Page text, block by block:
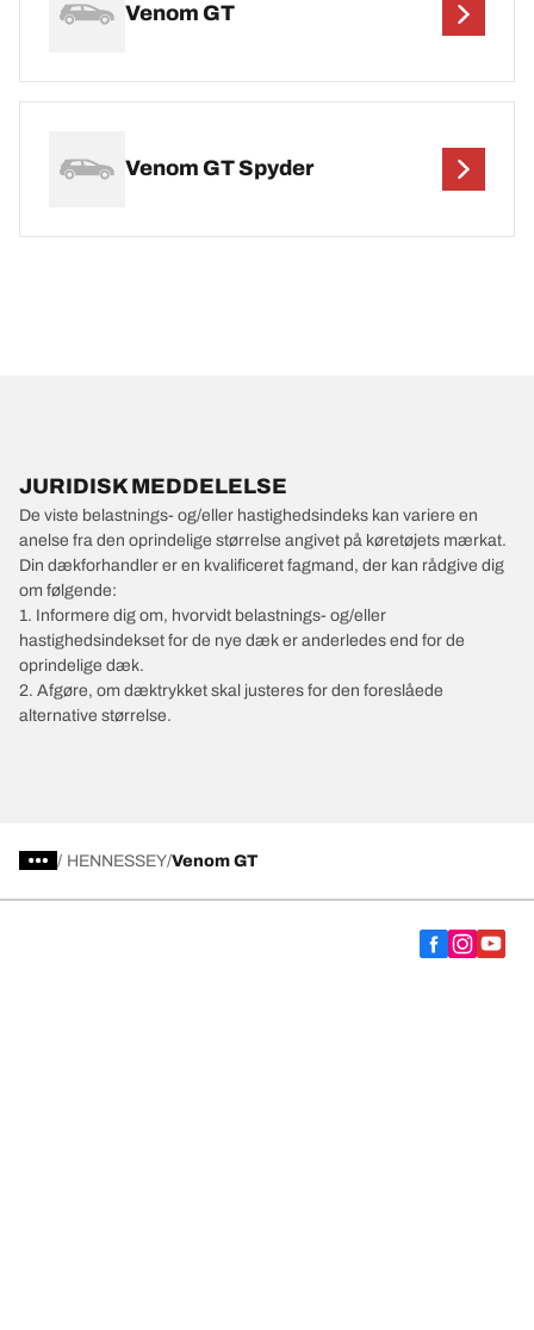
Venom GT
Venom GT Spyder
JURIDISK MEDDELELSE
De viste belastnings- og/eller hastighedsindeks kan variere en
anelse fra den oprindelige størrelse angivet på køretøjets mærkat.
Din dækforhandler er en kvalificeret fagmand, der kan rådgive dig
om følgende:
1. Informere dig om, hvorvidt belastnings- og/eller
hastighedsindekset for de nye dæk er anderledes end for de
oprindelige dæk.
2. Afgøre, om dæktrykket skal justeres for den foreslåede
alternative størrelse.
/ HENNESSEY Venom GT